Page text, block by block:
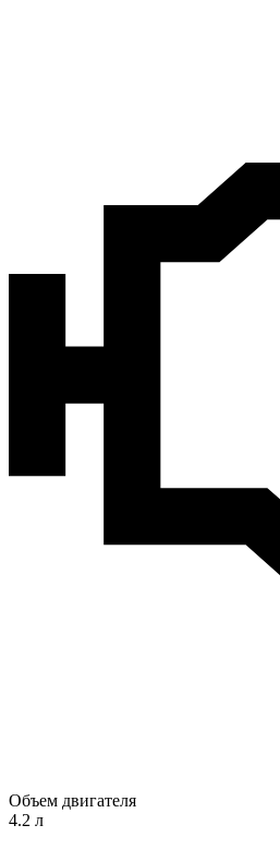
Объем двигателя
4.2 л